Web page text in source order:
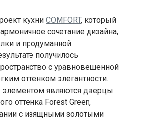
кухни COMFORT, который
сочетание дизайна,
и продуманной
получилось
с уравновешенной
оттенком элегантности.
являются дверцы
оттенка Forest Green,
с изящными золотыми